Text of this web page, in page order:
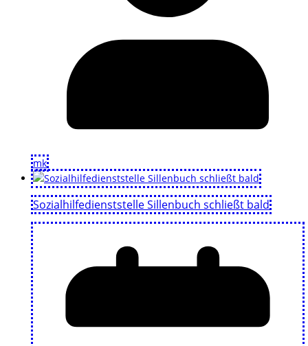
mk
Sozialhilfedienststelle Sillenbuch schließt bald